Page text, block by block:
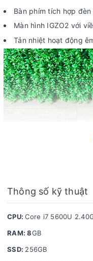
Bàn phím tích hợp
Màn hình IGZO2 với
Tản nhiệt hoạt động
(DELL XPS 9343 3K có chất
Thông số kỹ thuật
CPU:Core i7 5600U
RAM: 8GB
SSD: 256GB